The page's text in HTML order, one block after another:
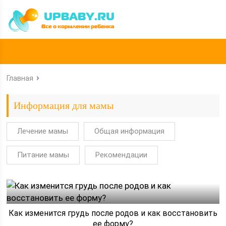
Главная
Информация для мамы
Лечение мамы Общая информация
Питание мамы Рекомендации
Как изменится грудь после родов и как восстановить
ее форму?